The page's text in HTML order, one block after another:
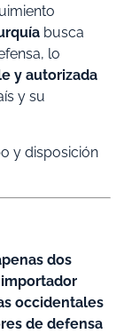
busca
lo
y autorizada
y su
y disposición
dos
importador
occidentales
de defensa